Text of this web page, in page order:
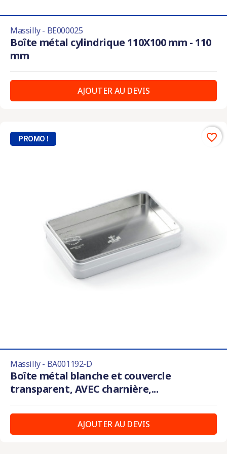
Massilly - BE000025
Boîte métal cylindrique 110X100 mm - 110
mm
AJOUTER AU DEVIS
Massilly - BA001192-D
Boîte métal blanche et couvercle
transparent, AVEC charnière,...
AJOUTER AU DEVIS
PROMO ! favorite_border